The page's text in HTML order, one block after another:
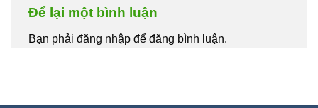
Để lại một bình luận
Bạn phải đăng nhập để đăng bình luận.